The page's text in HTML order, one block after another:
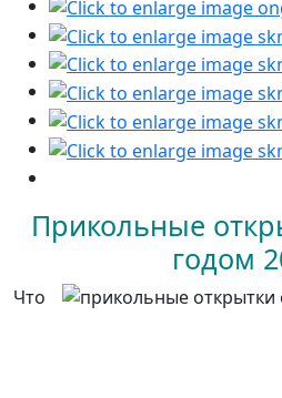
Прикольные
годом
Что